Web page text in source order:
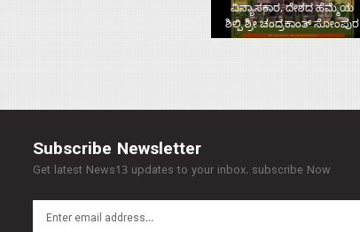
ವಿನ್ಯಾಸಕಾರ, ದೇಶದ ಹೆಮ್ಮೆಯ
ಶಿಲ್ಪಿ ಶ್ರೀ ಚಂದ್ರಕಾಂತ್‌ ಸೋಂಪುರ
Subscribe Newsletter
Get latest News13 updates to your inbox. subscribe Now